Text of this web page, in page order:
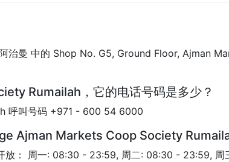
曼 中的 Shop No. G5, Ground Floor, Ajman
Rumailah，它的电话号码是多少？
呼叫号码 +971 - 600 54 6000
Ajman Markets Coop Society
： 周一: 08:30 - 23:59, 周二: 08:30 - 23:59,